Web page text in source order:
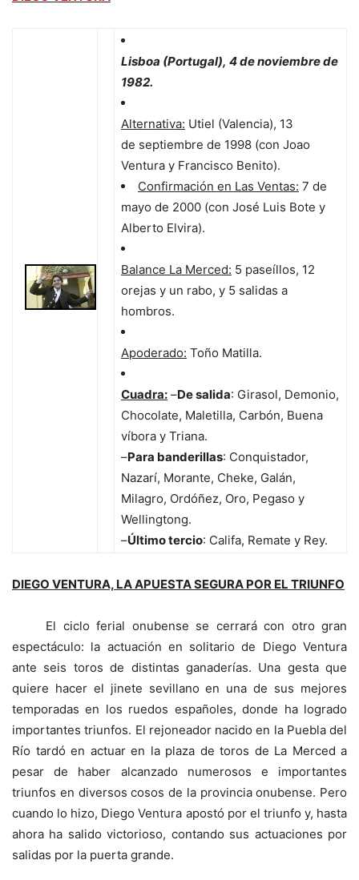
Lisboa (Portugal), 4 de noviembre de
1982.
Alternativa: Utiel (Valencia), 13
de septiembre de 1998 (con Joao
Ventura y Francisco Benito).
Confirmación en Las Ventas: 7 de
mayo de 2000 (con José Luis Bote y
Alberto Elvira).
Balance La Merced: 5 paseíllos, 12
orejas y un rabo, y 5 salidas a
hombros.
Apoderado: Toño Matilla.
Cuadra: –De salida: Girasol, Demonio,
Chocolate, Maletilla, Carbón, Buena
víbora y Triana.
–Para banderillas: Conquistador,
Nazarí, Morante, Cheke, Galán,
Milagro, Ordóñez, Oro, Pegaso y
Wellingtong.
–Último tercio: Califa, Remate y Rey.
DIEGO VENTURA, LA APUESTA SEGURA POR EL TRIUNFO
El ciclo ferial onubense se cerrará con otro gran
espectáculo: la actuación en solitario de Diego Ventura
ante seis toros de distintas ganaderías. Una gesta que
quiere hacer el jinete sevillano en una de sus mejores
temporadas en los ruedos españoles, donde ha logrado
importantes triunfos. El rejoneador nacido en la Puebla del
Río tardó en actuar en la plaza de toros de La Merced a
pesar de haber alcanzado numerosos e importantes
triunfos en diversos cosos de la provincia onubense. Pero
cuando lo hizo, Diego Ventura apostó por el triunfo y, hasta
ahora ha salido victorioso, contando sus actuaciones por
salidas por la puerta grande.